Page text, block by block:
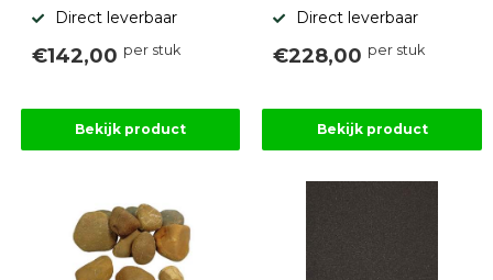
Straatklinkers
Opsluitbanden
Halfverharding
Afwatering
Direct leverbaar
€142,00 per stuk
Bekijk product
Direct leverbaar
€228,00 per stuk
Bekijk product